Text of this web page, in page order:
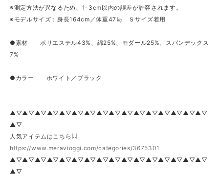
※測定方法が異なるため、1-3cm以内の誤差が許容されます。
※モデルサイズ：身長164cm／体重47㎏ Ｓサイズ着用
●素材 ポリエステル43%、綿25%、モダール25%、スパンデックス
7%
●カラー ホワイト／ブラック
▲▽▲▽▲▽▲▽▲▽▲▽▲▽▲▽▲▽▲▽▲▽▲▽▲▽▲▽▲▽▲▽
▲▽
人気アイテムはこちら⇩⇩
https://www.meravioggi.com/categories/3675301
▲▽▲▽▲▽▲▽▲▽▲▽▲▽▲▽▲▽▲▽▲▽▲▽▲▽▲▽▲▽▲▽
▲▽